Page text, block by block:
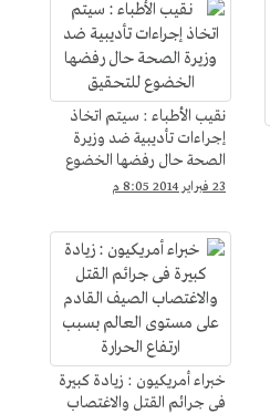
نقيب الأطباء : سيتم اتخاذ
إجراءات تأديبية ضد وزيرة
الصحة حال رفضها الخضوع
للتحقيق
23 فبراير 2014 8:05 م
خبراء أمريكيون : زيادة كبيرة
فى جرائم القتل والاغتصاب